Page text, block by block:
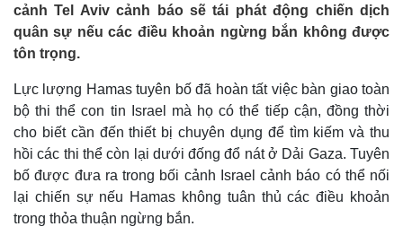
cảnh Tel Aviv cảnh báo sẽ tái phát động chiến dịch
quân sự nếu các điều khoản ngừng bắn không được
tôn trọng.
Lực lượng Hamas tuyên bố đã hoàn tất việc bàn giao toàn
bộ thi thể con tin Israel mà họ có thể tiếp cận, đồng thời
cho biết cần đến thiết bị chuyên dụng để tìm kiếm và thu
hồi các thi thể còn lại dưới đống đổ nát ở Dải Gaza. Tuyên
bố được đưa ra trong bối cảnh Israel cảnh báo có thể nối
lại chiến sự nếu Hamas không tuân thủ các điều khoản
trong thỏa thuận ngừng bắn.